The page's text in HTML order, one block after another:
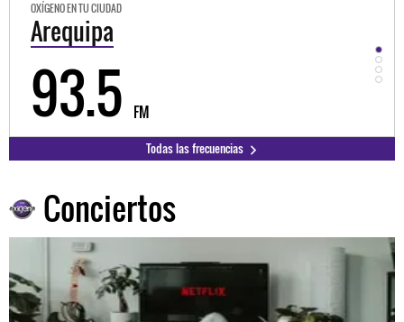
OXÍGENO EN TU CIUDAD
Trujillo
98.3 FM
Todas las frecuencias
Conciertos